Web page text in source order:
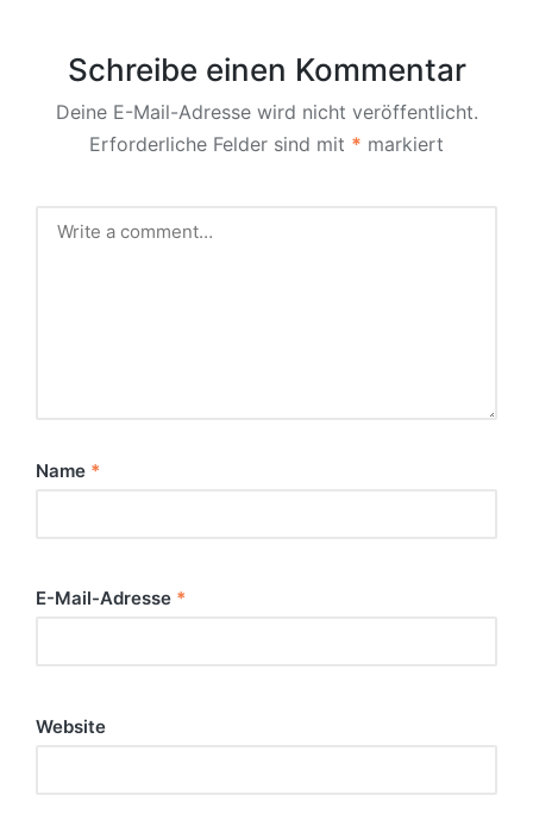
Schreibe einen Kommentar
Deine E-Mail-Adresse wird nicht veröffentlicht.
Erforderliche Felder sind mit * markiert
Name *
E-Mail-Adresse *
Website